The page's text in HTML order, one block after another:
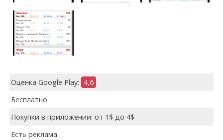
Оценка Google Play: 4,6
Бесплатно
Покупки в приложении: от 1$ до 4$
Есть реклама